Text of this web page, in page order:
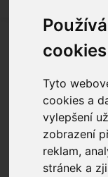
cookies
Tyto
cookies a
vylepšení
zobrazení
reklam,
stránek a